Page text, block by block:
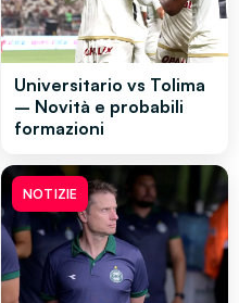
Universitario vs Tolima
– Novità e probabili
formazioni
NOTIZIE